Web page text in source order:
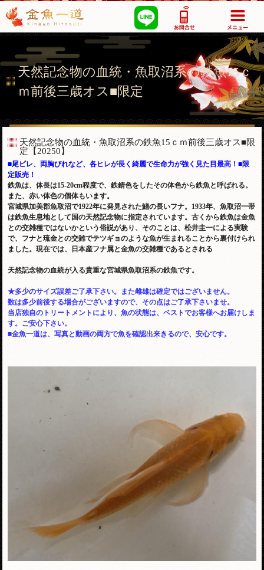
天然記念物の血統・魚取沼系の鉄魚15ｃ
ｍ前後三歳オス■限定
天然記念物の血統・魚取沼系の鉄魚15ｃｍ前後三歳オス■限
定 【20250】
■尾ビレ、両胸びれなど、各ヒレが長く綺麗で生命力が強く見た目最高！■限
定販売！
鉄魚は、体長は15-20cm程度で、鉄錆色をしたその体色から鉄魚と呼ばれる。
また、赤い体色の個体もいます。
宮城県加美郡魚取沼で1922年に発見された鰭の長いフナ。1933年、魚取沼一帯
は鉄魚生息地として国の天然記念物に指定されています。古くから鉄魚は金魚
との交雑種ではないかという俗説があり、そのことは、松井圭一による実験
で、フナと琉金との交雑でテツギョのような魚が生まれることから裏付けられ
ました。現在では、日本産フナ属と金魚の交雑種であるとされる
天然記念物の血統が入る貴重な宮城県魚取沼系の鉄魚です。
★多少のサイズ誤差ご了承下さい。また雌雄は確定ではございません。
数は多少前後する場合がございますので、その点はご了承下さいませ。
当店独自のトリートメントにより、魚の状態は、ベストでお客様へお届けしま
す。ご安心下さい。
■金魚一道は、写真と動画の両方で魚を確認出来きるので、安心です。